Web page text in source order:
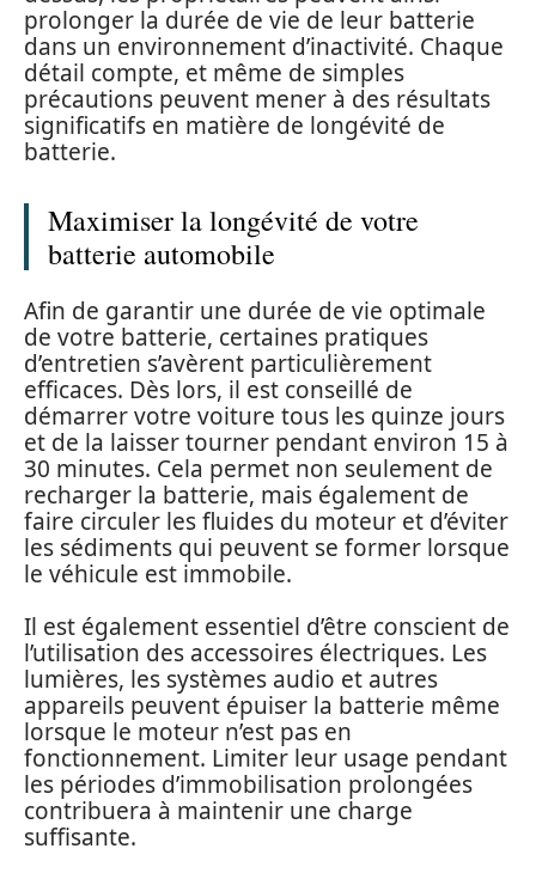
prolonger la durée de vie de leur batterie
dans un environnement d’inactivité. Chaque
détail compte, et même de simples
précautions peuvent mener à des résultats
significatifs en matière de longévité de
batterie.
Maximiser la longévité de votre
batterie automobile
Afin de garantir une durée de vie optimale
de votre batterie, certaines pratiques
d’entretien s’avèrent particulièrement
efficaces. Dès lors, il est conseillé de
démarrer votre voiture tous les quinze jours
et de la laisser tourner pendant environ 15 à
30 minutes. Cela permet non seulement de
recharger la batterie, mais également de
faire circuler les fluides du moteur et d’éviter
les sédiments qui peuvent se former lorsque
le véhicule est immobile.
Il est également essentiel d’être conscient de
l’utilisation des accessoires électriques. Les
lumières, les systèmes audio et autres
appareils peuvent épuiser la batterie même
lorsque le moteur n’est pas en
fonctionnement. Limiter leur usage pendant
les périodes d’immobilisation prolongées
contribuera à maintenir une charge
suffisante.